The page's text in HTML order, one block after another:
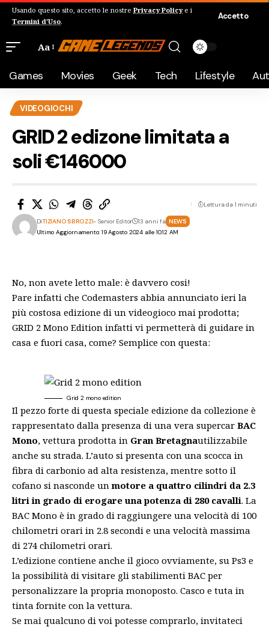
Usando questo sito, accetto le nostre Privacy Policye i
Termini d'Uso.
Accetto
Aa
Games Movies Geek Tech Lifestyle
VIDEOGIOCHI
GRID 2 edizone limitata a
soli €146000
Ultimo Aggiornamento: 19 Agosto 2024 alle 10:12 AM
DiTIZIANO SBROZZI- Senior Editor 13 anni fa NEWS
Lettura da 1 minuti
No, non avete letto male: è davvero cosi!
Pare infatti che Codemasters abbia annunciato ieri la
più costosa edizione di un videogioco mai prodotta;
GRID 2 Mono Edition infatti vi permetterà di guidare in
casa e fuori casa, come? Semplice con questa:
Grid 2 mono edition
Il pezzo forte di questa speciale edizione da collezione è
rappresentato dalla presenza di una vera supercar BAC
Mono, vettura prodotta in Gran Bretagnautilizzabile
anche su strada. L’auto si presenta con una scocca in
fibra di carbonio ad alta resistenza, mentre sotto il
cofano si nasconde unmotore a quattro cilindri da 2.3
litri in grado di erogare una potenza di 280 cavalli. La
BAC Mono è in grado di raggiungere una velocità di 100
chilometri orari in 2.8 secondi e una velocità massima
di 274 chilometri orari.
L’edizione contiene anche il gioco ovviamente, su Ps3 e
la possibilità di visitare gli stabilimenti BAC per
personalizzare la propria monoposto. Casco e tuta in
tinta fornite con la vettura.
Se mai qualcuno di voi potesse comprarlo, invitateci